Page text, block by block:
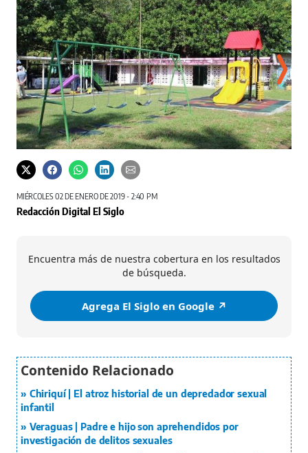
MIÉRCOLES 02 DE ENERO DE 2019 - 2:40 PM
Redacción Digital El Siglo
Encuentra más de nuestra cobertura en los resultados
de búsqueda.
Agrega El Siglo en Google ↗️
Chiriquí | El atroz historial de un depredador sexual
infantil
Veraguas | Padre e hijo son aprehendidos por
investigación de delitos sexuales